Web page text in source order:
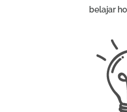
belajar